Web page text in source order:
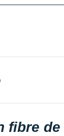
fibre